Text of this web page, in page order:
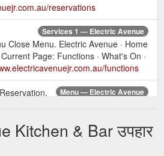
reservations
Services 1 — Electric Avenue
Close Menu. Electric Avenue · Home
Page: Functions · What's On ·
functions
Menu — Electric Avenue
menu
Kitchen & Bar उपहार